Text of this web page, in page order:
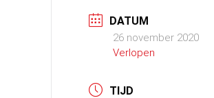
DATUM
26 november 2020
Verlopen
TIJD